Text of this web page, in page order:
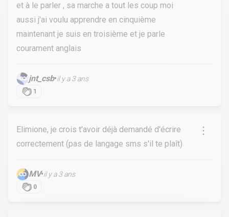
et à le parler , sa marche a tout les coup moi
aussi j'ai voulu apprendre en cinquième
maintenant je suis en troisième et je parle
courament anglais
jnt_csb•il y a 3 ans
1
Elimione, je crois t'avoir déjà demandé d'écrire
correctement (pas de langage sms s'il te plaît)
MV•il y a 3 ans
0